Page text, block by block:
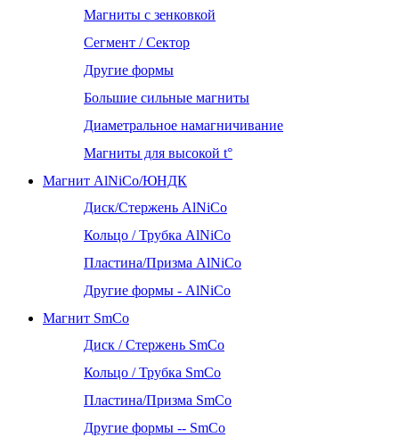
Магниты с зенковкой
Сегмент / Сектор
Другие формы
Большие сильные магниты
Диаметральное намагничивание
Магниты для высокой t°
Магнит AlNiCo/ЮНДК
Диск/Стержень AlNiCo
Кольцо / Трубка AlNiCo
Пластина/Призма AlNiCo
Другие формы - AlNiCo
Магнит SmCo
Диск / Стержень SmCo
Кольцо / Трубка SmCo
Пластина/Призма SmCo
Другие формы -- SmCo